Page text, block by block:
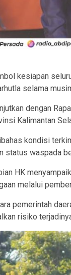
kesiapan
selama
dengan
Kalimantan
kondisi
status waspada
HK
melalui
pemerintah
risiko